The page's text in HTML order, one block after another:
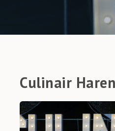
Culinair Haren